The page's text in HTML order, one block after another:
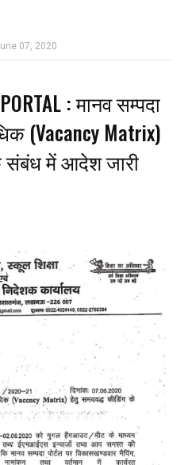
07, 2020
: मानव सम्पदा
(Vacancy Matrix)
संबंध में आदेश जारी